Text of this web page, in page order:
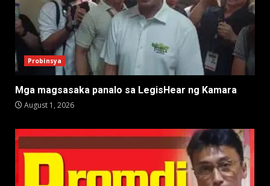
Probinsya
Mga magsasaka panalo sa LegisHear ng Kamara
August 1, 2026